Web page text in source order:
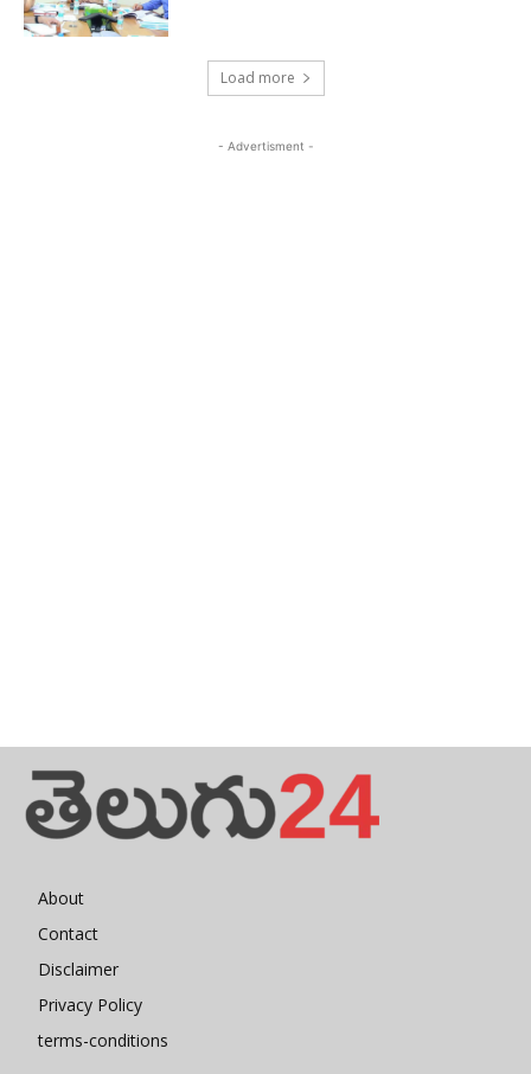
Load more
- Advertisment -
About
Contact
Disclaimer
Privacy Policy
terms-conditions